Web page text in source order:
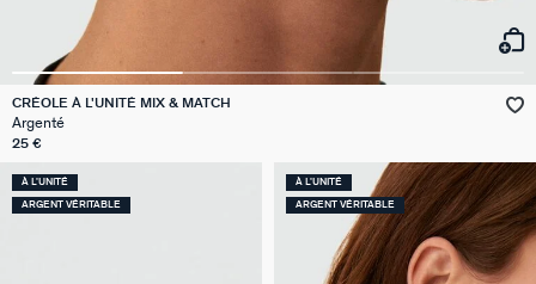
CRÉOLE À L'UNITÉ MIX & MATCH
Argenté
25 €
À L'UNITÉ
ARGENT VÉRITABLE
À L'UNITÉ
ARGENT VÉRITABLE